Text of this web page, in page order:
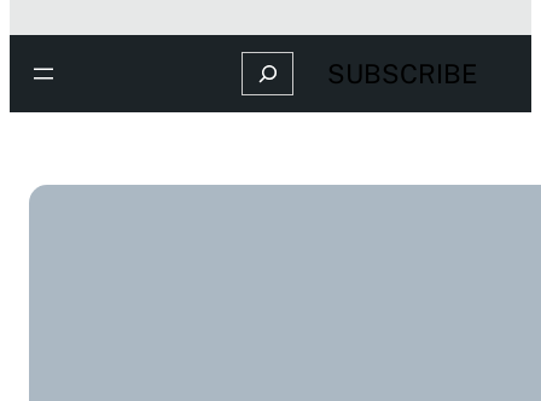
Search SUBSCRIBE